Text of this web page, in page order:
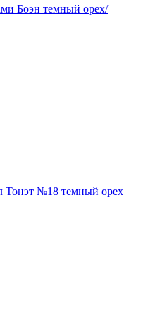
Боэн темный орех/
Тонэт №18 темный орех